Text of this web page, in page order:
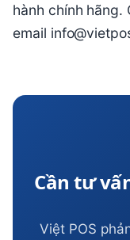
hành chính hãng.
email
Cần tư
Việt POS